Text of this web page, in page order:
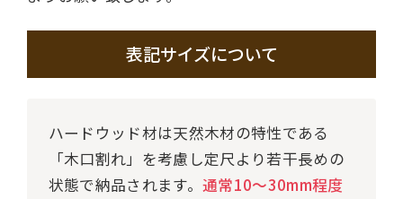
表記サイズについて
ハードウッド材は天然木材の特性である
「木口割れ」を考慮し定尺より若干長めの
状態で納品されます。通常10～30mm程度